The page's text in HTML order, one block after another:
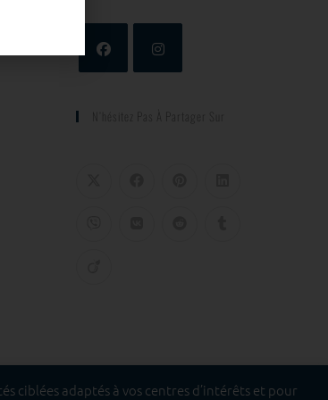
N’hésitez Pas À Partager Sur
ciblées adaptés à vos centres d’intérêts et pour